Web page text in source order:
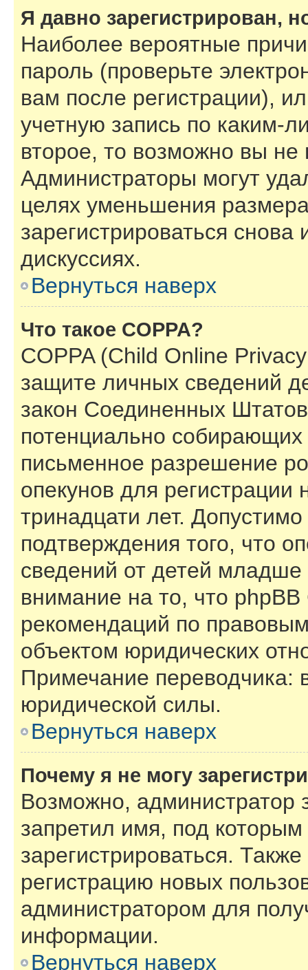
Я давно зарегистрирован,
Наиболее вероятные
пароль (проверьте
вам после регистрации),
учетную запись по каким-
второе, то возможно вы
Администраторы могут
целях уменьшения
зарегистрироваться снова
дискуссиях.
Вернуться наверх
Что такое COPPA?
COPPA (Child Online
защите личных сведений
закон Соединенных
потенциально
письменное разрешение
опекунов для
тринадцати лет.
подтверждения того, что
сведений от детей младше
внимание на то, что
рекомендаций по
объектом юридических
Примечание переводчика:
юридической силы.
Вернуться наверх
Почему я не могу
Возможно, администратор
запретил имя, под
зарегистрироваться.
регистрацию новых
администратором для
информации.
Вернуться наверх